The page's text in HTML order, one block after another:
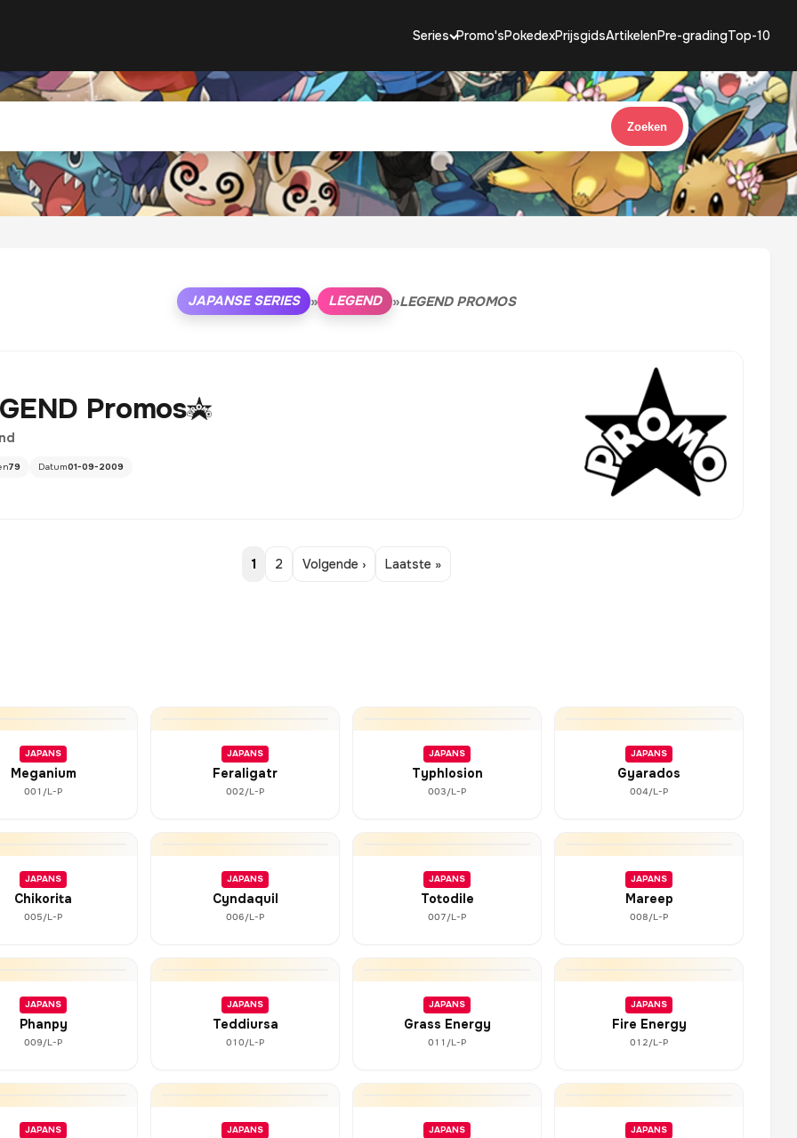
Series Promo'sPokedexPrijsgidsArtikelenPre-gradingTop-10
Zoeken
JAPANSE SERIES » LEGEND »LEGEND PROMOS
Promos
79 Datum01-09-2009
1 2 Volgende › Laatste »
JAPANS
Meganium
001/L-P
JAPANS
Feraligatr
002/L-P
JAPANS
Typhlosion
003/L-P
JAPANS
Gyarados
004/L-P
JAPANS
Chikorita
005/L-P
JAPANS
Cyndaquil
006/L-P
JAPANS
Totodile
007/L-P
JAPANS
Mareep
008/L-P
JAPANS
Phanpy
009/L-P
JAPANS
Teddiursa
010/L-P
JAPANS
Grass Energy
011/L-P
JAPANS
Fire Energy
012/L-P
JAPANS JAPANS JAPANS JAPANS